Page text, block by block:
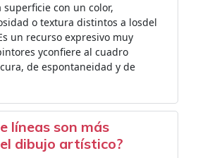
con un color,
o textura distintos a losdel
un recurso expresivo muy
yconfiere al cuadro
de espontaneidad y de
líneas son más
dibujo artístico?